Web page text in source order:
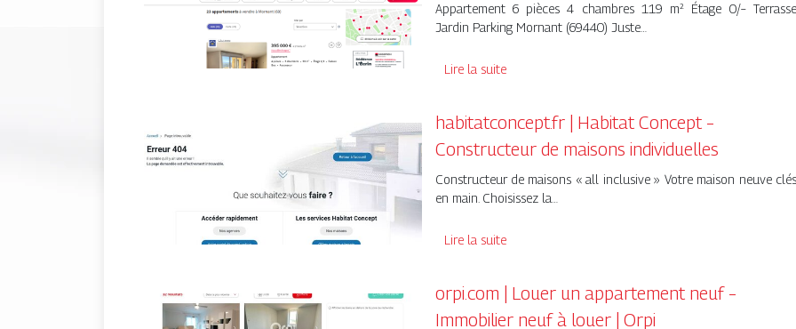
Appartement 6 pièces 4 chambres 119 m² Étage 0/– Terrasse
Jardin Parking Mornant (69440) Juste…
Lire la suite
habitatconcept.fr | Habitat Concept –
Constructeur de maisons individuelles
Constructeur de maisons « all inclusive » Votre maison neuve clés
en main. Choisissez la…
Lire la suite
orpi.com | Louer un appartement neuf –
Immobilier neuf à louer | Orpi